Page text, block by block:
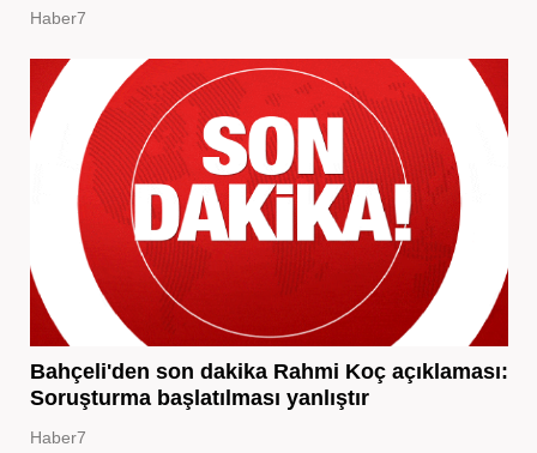
Haber7
Bahçeli'den son dakika Rahmi Koç açıklaması:
Soruşturma başlatılması yanlıştır
Haber7